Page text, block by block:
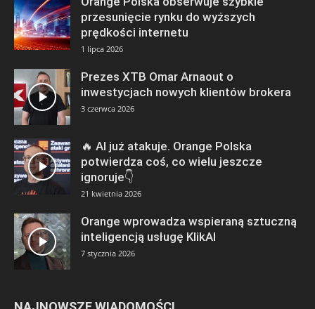
przesunięcie rynku do wyższych
prędkości internetu
1 lipca 2026
Prezes XTB Omar Arnaout o
inwestycjach nowych klientów brokera
3 czerwca 2026
🔥 AI już atakuje. Orange Polska
potwierdza coś, co wielu jeszcze
ignoruje👇
21 kwietnia 2026
Orange wprowadza wspieraną sztuczną
inteligencją usługę KlikAI
7 stycznia 2026